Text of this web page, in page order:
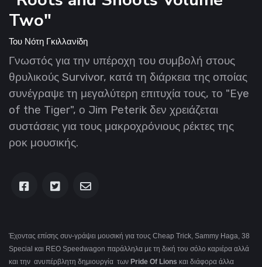
Two"
Του Νότη Γκιλλανίδη
Γνωστός για την υπέροχη του συμβολή στους
θρυλικούς Survivor, κατά τη διάρκεια της οποίας
συνέγραψε τη μεγαλύτερη επιτυχία τους, το "Eye
of the Tiger", ο Jim Peterik δεν χρειάζεται
συστάσεις για τους μακροχρόνιους ρέκτες της
ροκ μουσικής.
Έχοντας επίσης συν-γράψει μουσική για τους Cheap Trick, Sammy Haga, 38
Special και REO Speedwagon παράλληλα με τη δική του σόλο καριέρα αλλά
και την ανυπέρβλητη δημιουργία των Pride Of Lions και διάφορα άλλα